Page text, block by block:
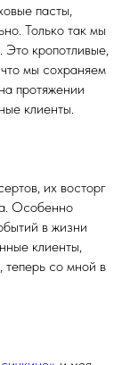
пасты,
Только так мы
кропотливые,
мы сохраняем
протяжении
клиенты.
их восторг
Особенно
в жизни
клиенты,
теперь со мной в